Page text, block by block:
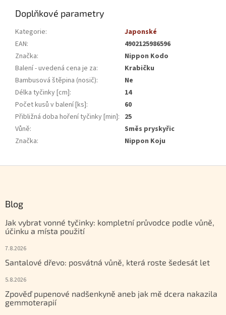
Doplňkové parametry
Kategorie:
Japonské
EAN:
4902125986596
Značka:
Nippon Kodo
Balení - uvedená cena je za:
Krabičku
Bambusová štěpina (nosič):
Ne
Délka tyčinky [cm]:
14
Počet kusů v balení [ks]:
60
Přibližná doba hoření tyčinky [min]: 25
Vůně:
Směs pryskyřic
Značka: Nippon Koju
Blog
Jak vybrat vonné tyčinky: kompletní průvodce podle vůně,
účinku a místa použití
7.8.2026
Santalové dřevo: posvátná vůně, která roste šedesát let
5.8.2026
Zpověď pupenové nadšenkyně aneb jak mě dcera nakazila
gemmoterapií